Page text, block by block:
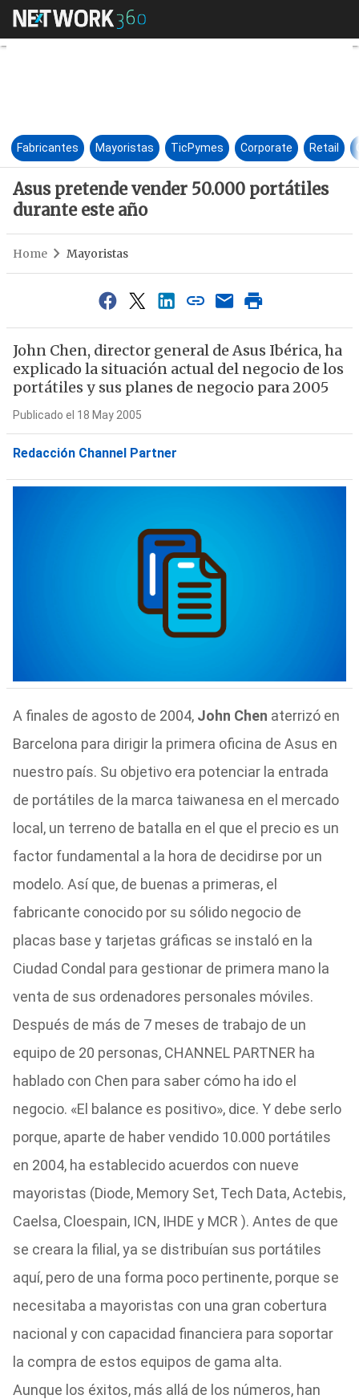
Asus pretende vender
Fabricantes Mayoristas TicPymes Corporate Retail
Asus pretende vender 50.000 portátiles
durante este año
Home Mayoristas
John Chen, director general de Asus Ibérica, ha
explicado la situación actual del negocio de los
portátiles y sus planes de negocio para 2005
Publicado el 18 May 2005
Redacción Channel Partner
A finales de agosto de 2004, John Chen aterrizó en
Barcelona para dirigir la primera oficina de Asus en
nuestro país. Su objetivo era potenciar la entrada
de portátiles de la marca taiwanesa en el mercado
local, un terreno de batalla en el que el precio es un
factor fundamental a la hora de decidirse por un
modelo. Así que, de buenas a primeras, el
fabricante conocido por su sólido negocio de
placas base y tarjetas gráficas se instaló en la
Ciudad Condal para gestionar de primera mano la
venta de sus ordenadores personales móviles.
Después de más de 7 meses de trabajo de un
equipo de 20 personas, CHANNEL PARTNER ha
hablado con Chen para saber cómo ha ido el
negocio. «El balance es positivo», dice. Y debe serlo
porque, aparte de haber vendido 10.000 portátiles
en 2004, ha establecido acuerdos con nueve
mayoristas (Diode, Memory Set, Tech Data, Actebis,
Caelsa, Cloespain, ICN, IHDE y MCR ). Antes de que
se creara la filial, ya se distribuían sus portátiles
aquí, pero de una forma poco pertinente, porque se
necesitaba a mayoristas con una gran cobertura
nacional y con capacidad financiera para soportar
la compra de estos equipos de gama alta.
Aunque los éxitos, más allá de los números, han